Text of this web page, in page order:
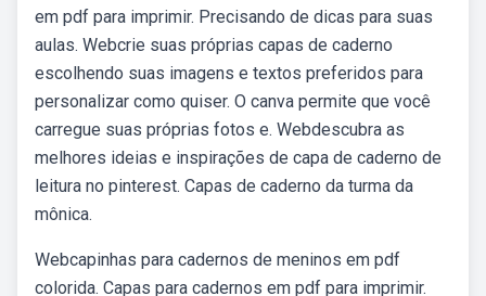
em pdf para imprimir. Precisando de dicas para suas
aulas. Webcrie suas próprias capas de caderno
escolhendo suas imagens e textos preferidos para
personalizar como quiser. O canva permite que você
carregue suas próprias fotos e. Webdescubra as
melhores ideias e inspirações de capa de caderno de
leitura no pinterest. Capas de caderno da turma da
mônica.
Webcapinhas para cadernos de meninos em pdf
colorida. Capas para cadernos em pdf para imprimir.